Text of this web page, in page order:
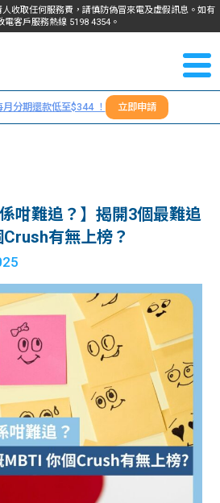
收取任何服務費，請慎防偽冒來電及虛假訊息。如有
電客戶服務熱線 5198 4354。
我們
服務
學生
貸款
貸款
計算
機
學生
學生
資訊
大專
生筍
工推
學生
福利
們
＋
分期還款低至$344 ！ 立即申請
咁難追？】揭開3個最難追
有無上榜？